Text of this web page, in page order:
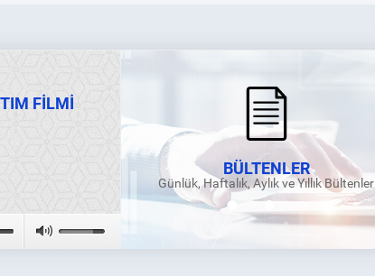
FİLMİ
BÜLTENLER
Günlük, Haftalık, Aylık ve Yıllık Bültenler